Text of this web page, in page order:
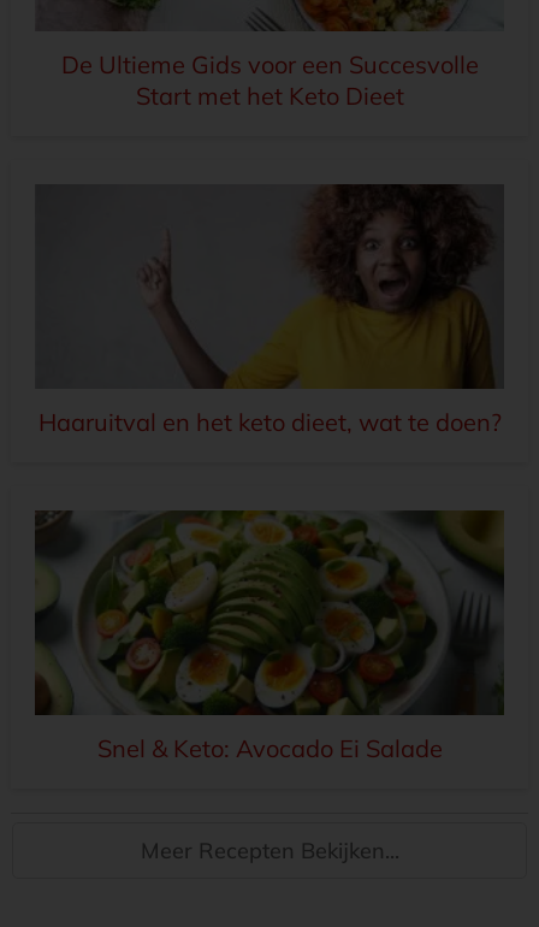
De Ultieme Gids voor een Succesvolle
Start met het Keto Dieet
Haaruitval en het keto dieet, wat te doen?
Snel & Keto: Avocado Ei Salade
Meer Recepten Bekijken...